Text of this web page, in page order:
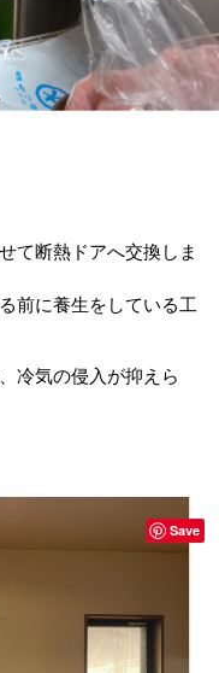
て断熱ドアへ交換しま
前に養生をしている工
冷気の侵入が抑えら
Save